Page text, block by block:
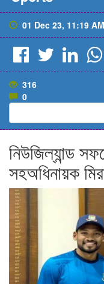
01 Dec 23, 11:19 AM
316
0
নিউজিল্যান্ড
সহঅধিনায়ক